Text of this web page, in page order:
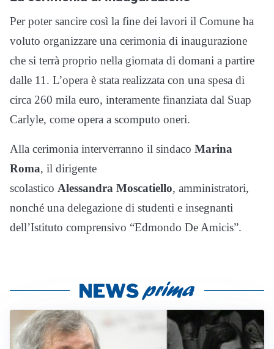
Per poter sancire così la fine dei lavori il Comune ha
voluto organizzare una cerimonia di inaugurazione
che si terrà proprio nella giornata di domani a partire
dalle 11. L’opera è stata realizzata con una spesa di
circa 260 mila euro, interamente finanziata dal Suap
Carlyle, come opera a scomputo oneri.
Alla cerimonia interverranno il sindaco Marina
Roma, il dirigente
scolastico Alessandra Moscatiello, amministratori,
nonché una delegazione di studenti e insegnanti
dell’Istituto comprensivo “Edmondo De Amicis”.